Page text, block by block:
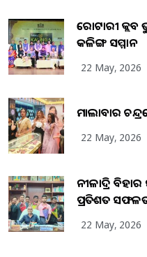
ରୋଟାରୀ କ୍ଲବ
କଳିଙ୍ଗ ସମ୍ମାନ
22 May, 2026
ମାଲାବାର
22 May, 2026
ନୀଳାଦ୍ରି
ପ୍ରତିଶତ
22 May, 2026